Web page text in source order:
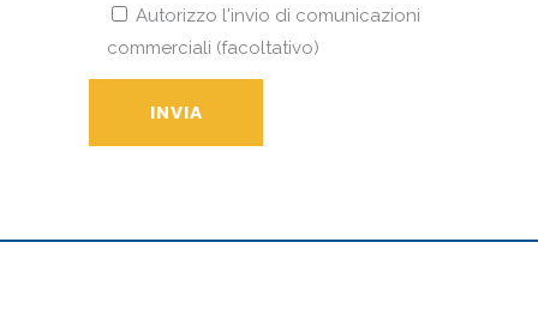
Autorizzo l'invio di comunicazioni
commerciali (facoltativo)